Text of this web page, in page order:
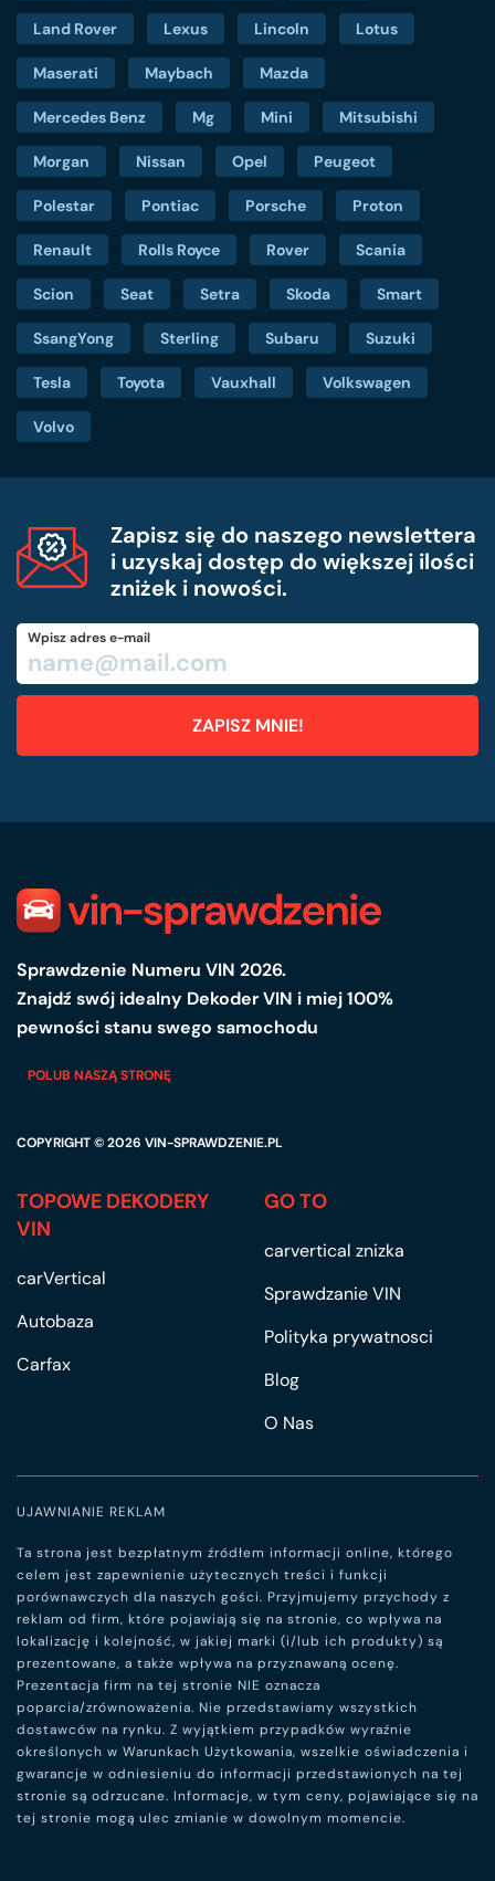
Land Rover Lexus Lincoln Lotus
Maserati Maybach Mazda
Mercedes Benz Mg Mini Mitsubishi
Morgan Nissan Opel Peugeot
Polestar Pontiac Porsche Proton
Renault Rolls Royce Rover Scania
Scion Seat Setra Skoda Smart
SsangYong Sterling Subaru Suzuki
Tesla Toyota Vauxhall Volkswagen
Volvo
Zapisz się do naszego newslettera
i uzyskaj dostęp do większej ilości
zniżek i nowości.
Wpisz adres e-mail
Sprawdzenie Numeru VIN 2026.
Znajdź swój idealny Dekoder VIN i miej 100%
pewności stanu swego samochodu
POLUB NASZĄ STRONĘ
COPYRIGHT © 2026 VIN-SPRAWDZENIE.PL
TOPOWE DEKODERY
VIN
carVertical
Autobaza
Carfax
GO TO
carvertical znizka
Sprawdzanie VIN
Polityka prywatnosci
Blog
O Nas
UJAWNIANIE REKLAM
Ta strona jest bezpłatnym źródłem informacji online, którego
celem jest zapewnienie użytecznych treści i funkcji
porównawczych dla naszych gości. Przyjmujemy przychody z
reklam od firm, które pojawiają się na stronie, co wpływa na
lokalizację i kolejność, w jakiej marki (i/lub ich produkty) są
prezentowane, a także wpływa na przyznawaną ocenę.
Prezentacja firm na tej stronie NIE oznacza
poparcia/zrównoważenia. Nie przedstawiamy wszystkich
dostawców na rynku. Z wyjątkiem przypadków wyraźnie
określonych w Warunkach Użytkowania, wszelkie oświadczenia i
gwarancje w odniesieniu do informacji przedstawionych na tej
stronie są odrzucane. Informacje, w tym ceny, pojawiające się na
tej stronie mogą ulec zmianie w dowolnym momencie.